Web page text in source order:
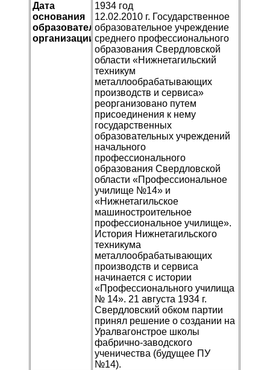
Дата
основания
образовательной
организации
1934 год
12.02.2010 г. Государственное
образовательное учреждение
среднего профессионального
образования Свердловской
области «Нижнетагильский
техникум
металлообрабатывающих
производств и сервиса»
реорганизовано путем
присоединения к нему
государственных
образовательных учреждений
начального
профессионального
образования Свердловской
области «Профессиональное
училище №14» и
«Нижнетагильское
машиностроительное
профессиональное училище».
История Нижнетагильского
техникума
металлообрабатывающих
производств и сервиса
начинается с истории
«Профессионального училища
№ 14». 21 августа 1934 г.
Свердловский обком партии
принял решение о создании на
Уралвагонстрое школы
фабрично-заводского
ученичества (будущее ПУ
№14).